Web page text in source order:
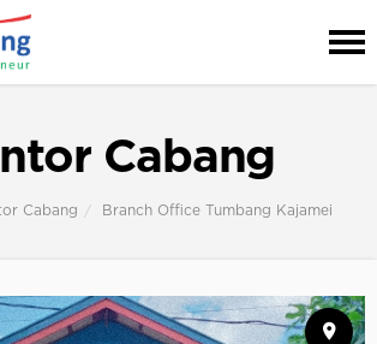
Cabang
Cabang Branch Office Tumbang Kajamei